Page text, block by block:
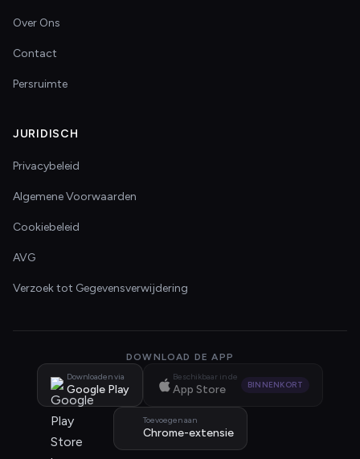
Over Ons
Contact
Persruimte
JURIDISCH
Privacybeleid
Algemene Voorwaarden
Cookiebeleid
AVG
Verzoek tot Gegevensverwijdering
DOWNLOAD DE APP
Downloaden via
Google Play
Beschikbaar in de
App Store BINNENKORT
Toevoegen aan
Chrome-extensie